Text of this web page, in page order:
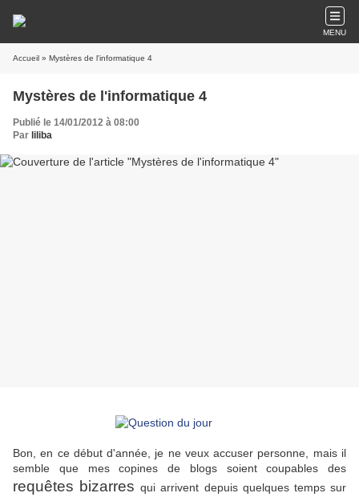
MENU
Accueil » Mystères de l'informatique 4
Mystères de l'informatique 4
Publié le 14/01/2012 à 08:00
Par liliba
Bon, en ce début d'année, je ne veux accuser personne, mais il
semble que mes copines de blogs soient coupables des
requêtes bizarresqui arrivent depuis quelques temps sur